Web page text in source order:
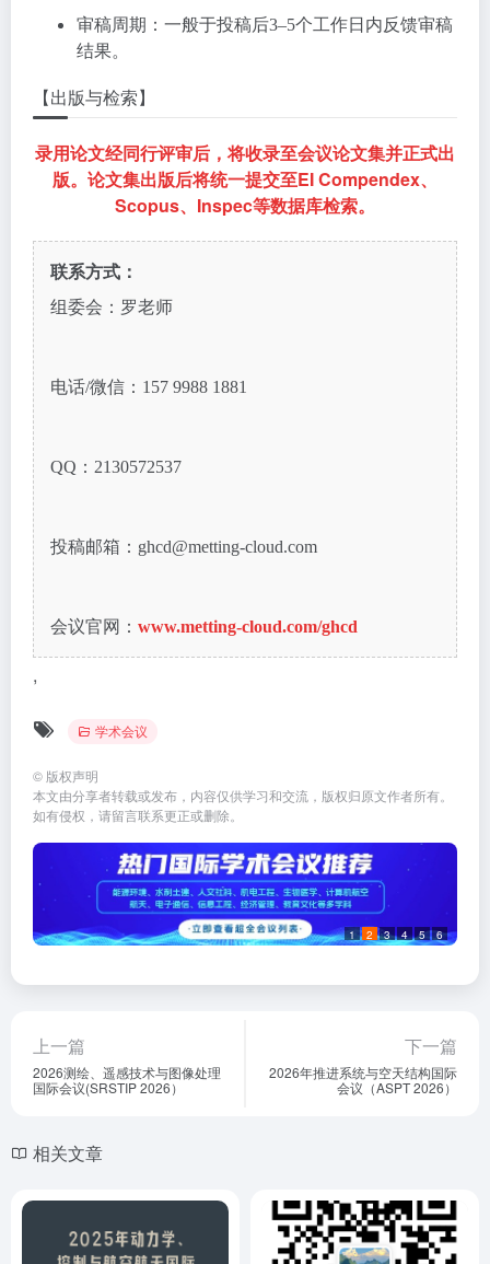
审稿周期：一般于投稿后3–5个工作日内反馈审稿
结果。
【出版与检索】
录用论文经同行评审后，将收录至会议论文集并正式出
版。论文集出版后将统一提交至EI Compendex、
Scopus、Inspec等数据库检索。
联系方式：
组委会：罗老师
电话/微信：157 9988 1881
QQ：2130572537
投稿邮箱：ghcd@metting-cloud.com
会议官网： www.metting-cloud.com/ghcd
,
学术会议
© 版权声明
本文由分享者转载或发布，内容仅供学习和交流，版权归原文作者所有。
如有侵权，请留言联系更正或删除。
1 2 3 4 5 6
上一篇
2026测绘、遥感技术与图像处理
国际会议(SRSTIP 2026）
下一篇
2026年推进系统与空天结构国际
会议（ASPT 2026）
相关文章